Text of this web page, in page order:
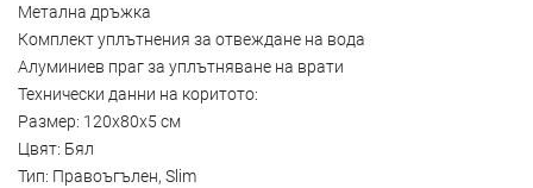
Метална дръжка
Комплект уплътнения за отвеждане на вода
Алуминиев праг за уплътняване на врати
Технически данни на коритото:
Размер: 120x80x5 см
Цвят: Бял
Тип: Правоъгълен, Slim